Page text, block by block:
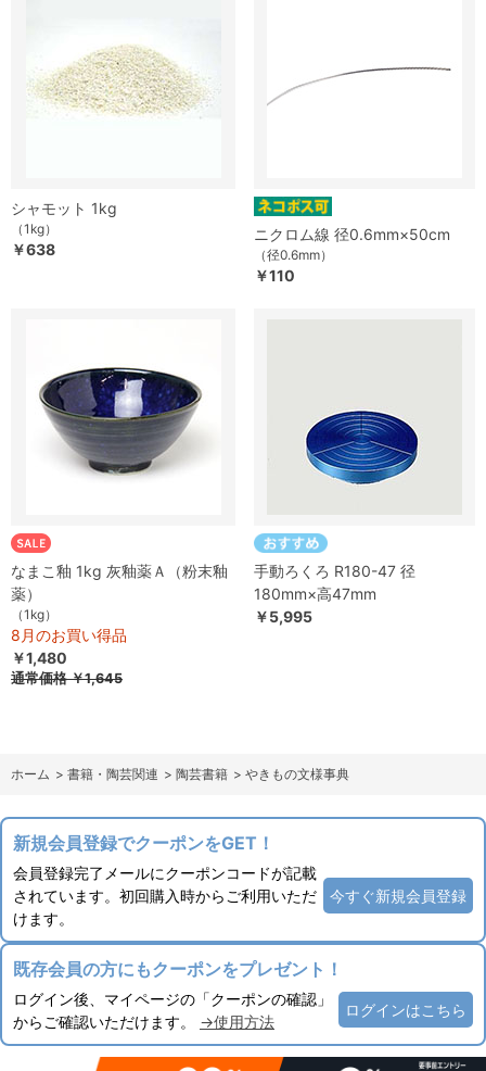
シャモット 1kg
（1kg）
￥638
ニクロム線 径0.6mm×50cm
（径0.6mm）
￥110
なまこ釉 1kg 灰釉薬Ａ（粉末釉
薬）
（1kg）
8月のお買い得品
￥1,480
通常価格￥1,645
手動ろくろ R180-47 径
180mm×高47mm
￥5,995
ホーム > 書籍・陶芸関連 > 陶芸書籍 > やきもの文様事典
新規会員登録でクーポンをGET！
会員登録完了メールにクーポンコードが記載
されています。初回購入時からご利用いただ
けます。
今すぐ新規会員登録
既存会員の方にもクーポンをプレゼント！
ログイン後、マイページの「クーポンの確認」
からご確認いただけます。 →使用方法
ログインはこちら